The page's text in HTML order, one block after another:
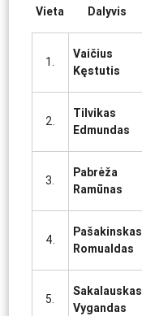
Vieta Dalyvis
1.
Vaičius
Kęstutis
2.
Tilvikas
Edmundas
3.
Pabrėža
Ramūnas
4.
Pašakinskas
Romualdas
5.
Sakalauskas
Vygandas